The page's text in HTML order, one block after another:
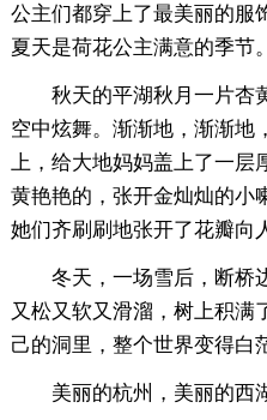
公主们都穿上了最美丽的
夏天是荷花公主满意的季节。
秋天的平湖秋月一片杏
空中炫舞。渐渐地，渐渐地
上，给大地妈妈盖上了一
黄艳艳的，张开金灿灿的小
她们齐刷刷地张开了花瓣向
冬天，一场雪后，断桥边
又松又软又滑溜，树上积满
己的洞里，整个世界变得白
美丽的杭州，美丽的西湖